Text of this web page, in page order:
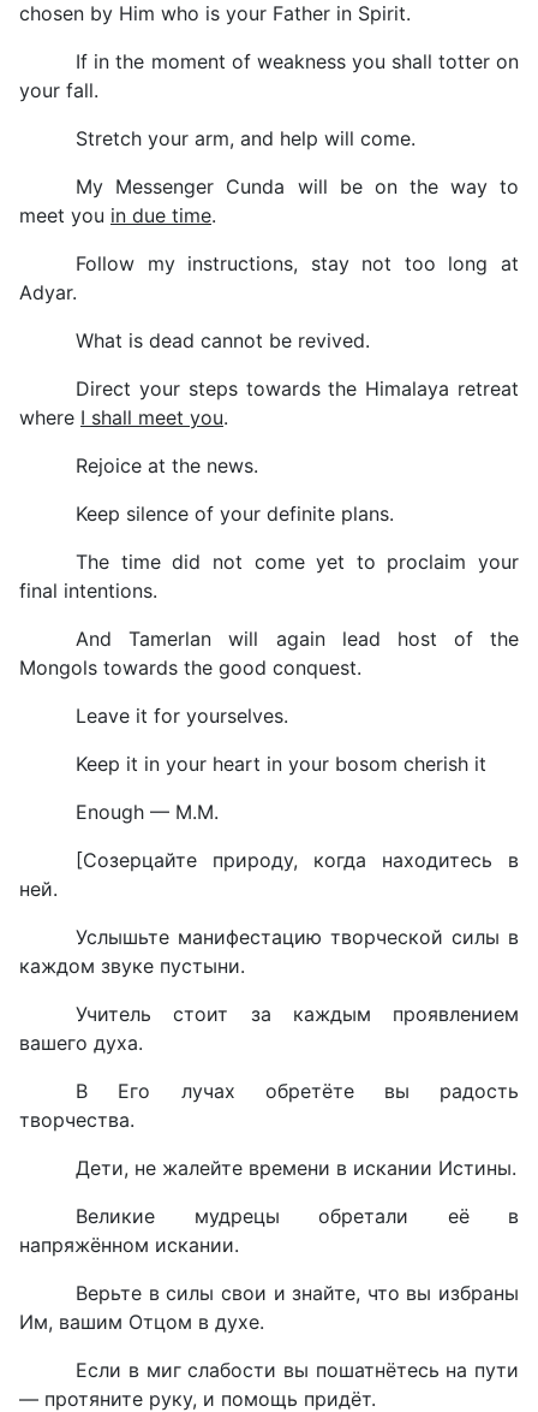
chosen by Him who is your Father in Spirit.
If in the moment of weakness you shall totter on
your fall.
Stretch your arm, and help will come.
My Messenger Cunda will be on the way to
meet you in due time.
Follow my instructions, stay not too long at
Adyar.
What is dead cannot be revived.
Direct your steps towards the Himalaya retreat
where I shall meet you.
Rejoice at the news.
Keep silence of your definite plans.
The time did not come yet to proclaim your
final intentions.
And Tamerlan will again lead host of the
Mongols towards the good conquest.
Leave it for yourselves.
Keep it in your heart in your bosom cherish it
Enough — M.M.
[Созерцайте природу, когда находитесь в
ней.
Услышьте манифестацию творческой силы в
каждом звуке пустыни.
Учитель стоит за каждым проявлением
вашего духа.
В Его лучах обретёте вы радость
творчества.
Дети, не жалейте времени в искании Истины.
Великие мудрецы обретали её в
напряжённом искании.
Верьте в силы свои и знайте, что вы избраны
Им, вашим Отцом в духе.
Если в миг слабости вы пошатнётесь на пути
— протяните руку, и помощь придёт.